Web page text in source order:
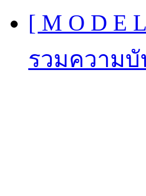
[ M O D E
รวมความบั